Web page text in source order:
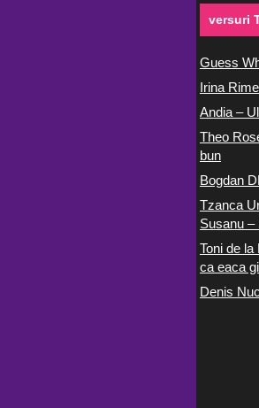
versuri
Guess
Irina
Andia –
Theo
bun
Bogdan
Tzanca
Susanu –
Toni de
ca eaca
Denis